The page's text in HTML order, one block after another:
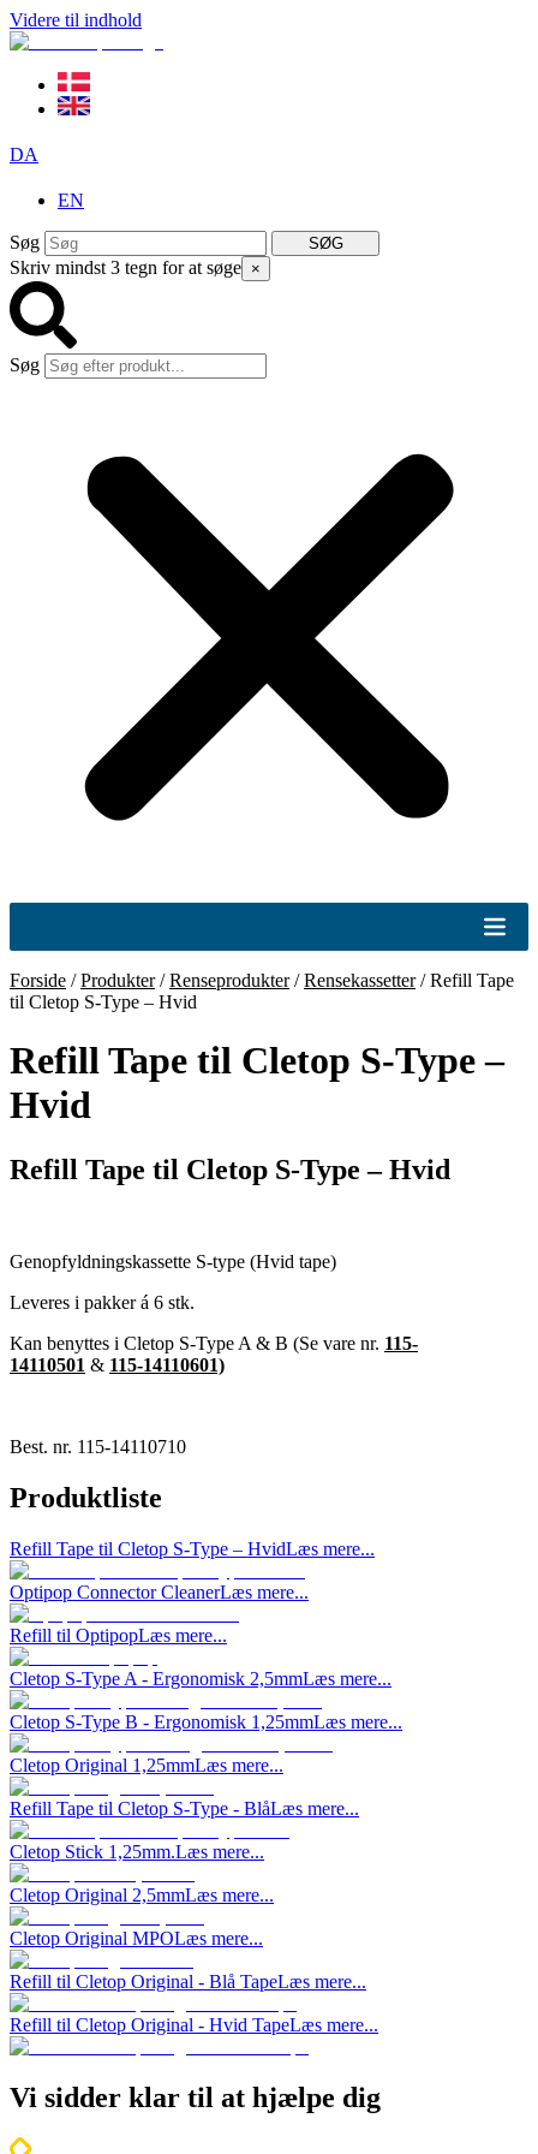
Videre til indhold
DA
EN
Søg SØG
Skriv mindst 3 tegn for at søge ×
Søg
Forside /Produkter/Renseprodukter/Rensekassetter/Refill Tape
til Cletop S-Type – Hvid
Refill Tape til Cletop S-Type –
Hvid
Refill Tape til Cletop S-Type – Hvid
Genopfyldningskassette S-type (Hvid tape)
Leveres i pakker á 6 stk.
Kan benyttes i Cletop S-Type A & B (Se vare nr. 115-
14110501 & 115-14110601)
Best. nr. 115-14110710
Produktliste
Refill Tape til Cletop S-Type – HvidLæs mere...
Optipop Connector CleanerLæs mere...
Refill til OptipopLæs mere...
Cletop S-Type A - Ergonomisk 2,5mmLæs mere...
Cletop S-Type B - Ergonomisk 1,25mmLæs mere...
Cletop Original 1,25mmLæs mere...
Refill Tape til Cletop S-Type - BlåLæs mere...
Cletop Stick 1,25mm.Læs mere...
Cletop Original 2,5mmLæs mere...
Cletop Original MPOLæs mere...
Refill til Cletop Original - Blå TapeLæs mere...
Refill til Cletop Original - Hvid TapeLæs mere...
Vi sidder klar til at hjælpe dig